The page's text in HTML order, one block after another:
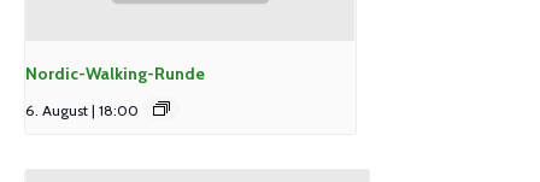
Nordic-Walking-Runde
6. August | 18:00